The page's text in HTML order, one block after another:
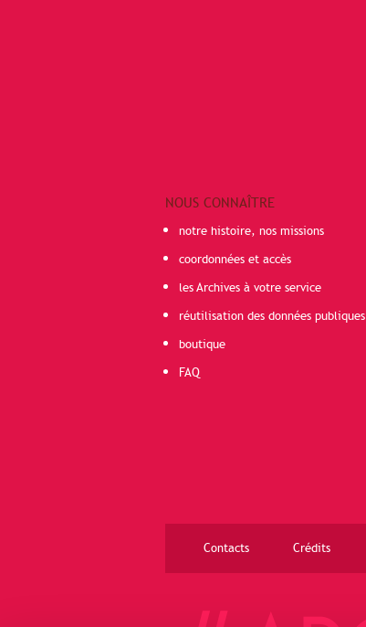
NOUS CONNAÎTRE
notre histoire, nos missions
coordonnées et accès
les Archives à votre service
réutilisation des données publiques
boutique
FAQ
Contacts Crédits